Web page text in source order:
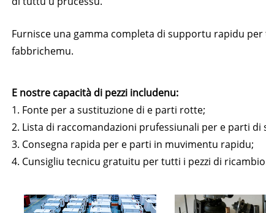
Furnisce una gamma completa di supportu rapidu
fabbrichemu.
E nostre capacità di pezzi includenu:
1. Fonte per a sustituzione di e parti rotte;
2. Lista di raccomandazioni prufessiunali per e parti di
3. Consegna rapida per e parti in muvimentu rapidu;
4. Cunsigliu tecnicu gratuitu per tutti i pezzi di